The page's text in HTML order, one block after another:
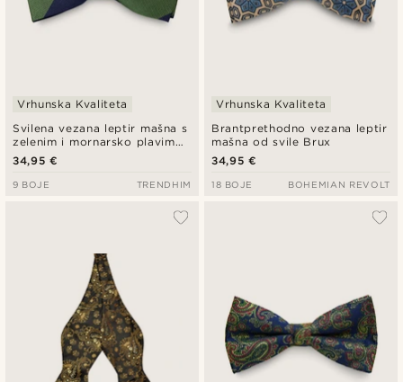
Svilena vezana leptir mašna s
zelenim i mornarsko plavim
prugama
Vrhunska Kvaliteta
34,95 €
9 BOJE TRENDHIM
Brantprethodno vezana leptir
mašna od svile Brux
Vrhunska Kvaliteta
34,95 €
18 BOJE BOHEMIAN REVOLT